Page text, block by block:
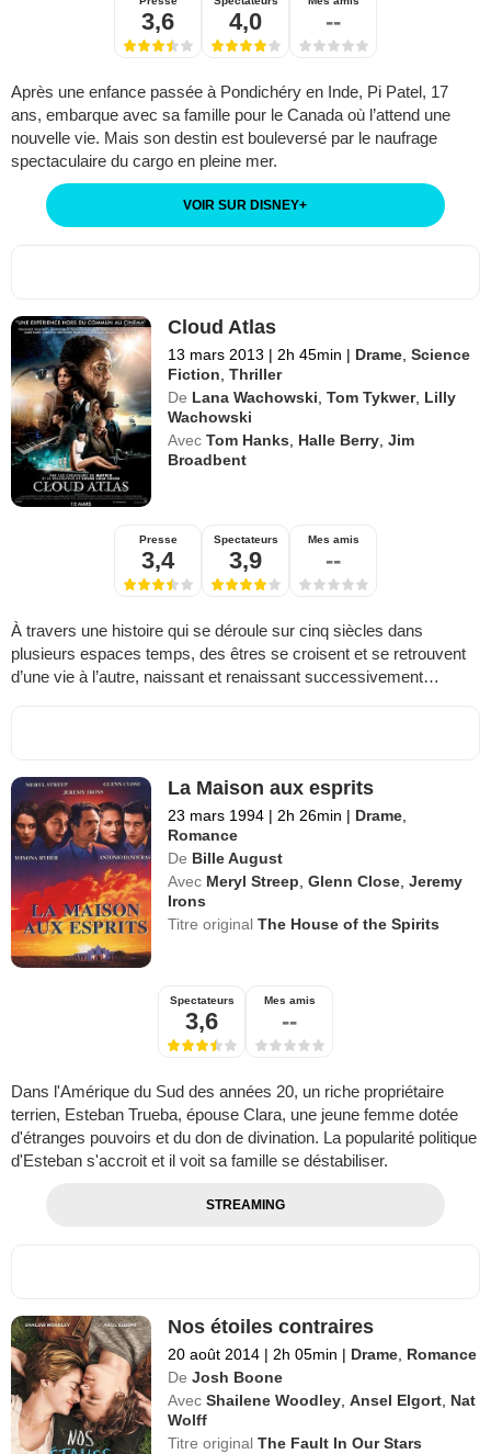
3,6 4,0 --
Après une enfance passée à Pondichéry en Inde, Pi Patel, 17
ans, embarque avec sa famille pour le Canada où l’attend une
nouvelle vie. Mais son destin est bouleversé par le naufrage
spectaculaire du cargo en pleine mer.
VOIR SUR DISNEY+
Cloud Atlas
13 mars 2013 | 2h 45min | Drame,Science
Fiction,Thriller
De Lana Wachowski,Tom Tykwer, Lilly
Wachowski
Avec Tom Hanks, Halle Berry,Jim
Broadbent
Presse
3,4
Spectateurs
3,9
Mes amis
--
À travers une histoire qui se déroule sur cinq siècles dans
plusieurs espaces temps, des êtres se croisent et se retrouvent
d’une vie à l’autre, naissant et renaissant successivement…
La Maison aux esprits
23 mars 1994 | 2h 26min | Drame,
Romance
De Bille August
Avec Meryl Streep,Glenn Close,Jeremy
Irons
Titre originalThe House of the Spirits
Spectateurs
3,6
Mes amis
--
Dans l'Amérique du Sud des années 20, un riche propriétaire
terrien, Esteban Trueba, épouse Clara, une jeune femme dotée
d'étranges pouvoirs et du don de divination. La popularité politique
d'Esteban s'accroit et il voit sa famille se déstabiliser.
STREAMING
Nos étoiles contraires
20 août 2014 | 2h 05min | Drame, Romance
De Josh Boone
Avec Shailene Woodley,Ansel Elgort, Nat
Wolff
Titre originalThe Fault In Our Stars